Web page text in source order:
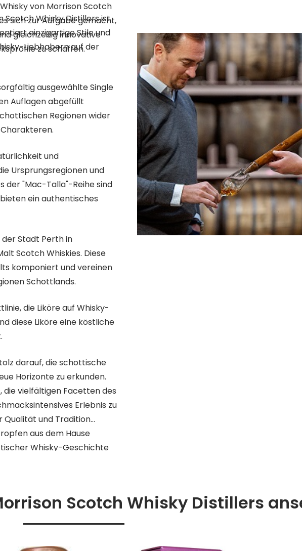
von Morrison Scotch
sich zur Aufgabe gemacht,
gleichzeitig innovative
zu schaffen.
Scotch Whisky Distillers ist
einzigartige Stile und
Liebhabern auf der
ausgewählte Single
Auflagen abgefüllt
Regionen wider
und
Ursprungsregionen und
der "Mac-Talla"-Reihe sind
ein authentisches
Stadt Perth in
Scotch Whiskies. Diese
komponiert und vereinen
Schottlands.
die Liköre auf Whisky-
diese Liköre eine köstliche
darauf, die schottische
Horizonte zu erkunden.
vielfältigen Facetten des
Erlebnis zu
Qualität und Tradition
aus dem Hause
Whisky-Geschichte
Scotch Whisky Distillers